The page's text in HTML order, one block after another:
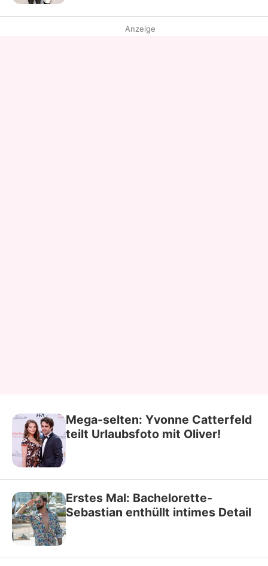
Anzeige
Mega-selten: Yvonne Catterfeld
teilt Urlaubsfoto mit Oliver!
Erstes Mal: Bachelorette-
Sebastian enthüllt intimes Detail